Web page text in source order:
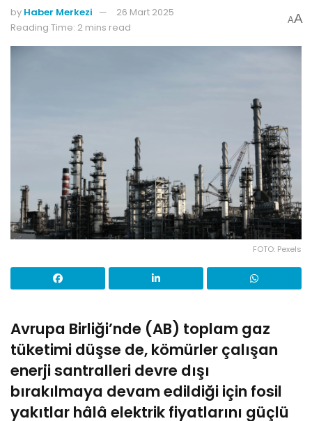
by Haber Merkezi
26 Mart 2025
Reading Time: 2 mins read
AA
FOTO: Pexels
Avrupa Birliği’nde (AB) toplam gaz
tüketimi düşse de, kömürler çalışan
enerji santralleri devre dışı
bırakılmaya devam edildiği için fosil
yakıtlar hâlâ elektrik fiyatlarını güçlü